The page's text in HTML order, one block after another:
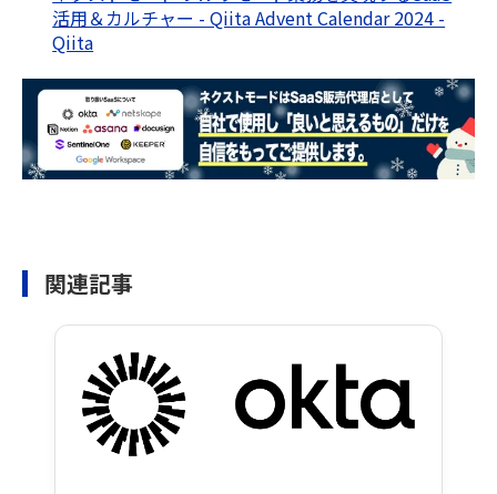
活用＆カルチャー - Qiita Advent Calendar 2024 -
Qiita
関連記事